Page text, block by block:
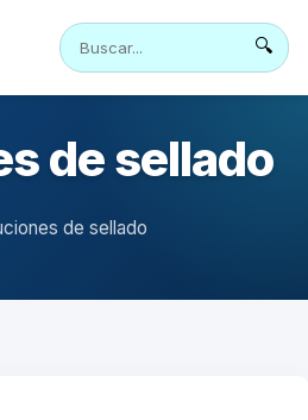
🔍
de sellado
de sellado